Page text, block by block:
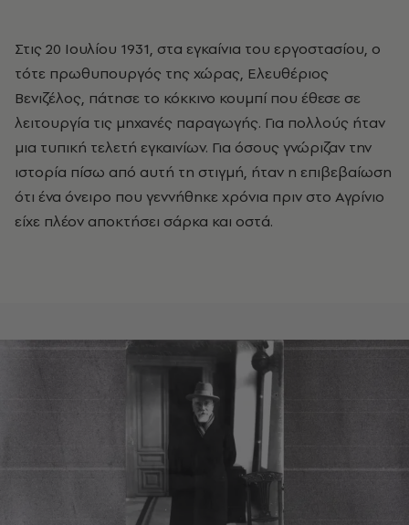
Στις 20 Ιουλίου 1931, στα εγκαίνια του εργοστασίου, ο
τότε πρωθυπουργός της χώρας, Ελευθέριος
Βενιζέλος, πάτησε το κόκκινο κουμπί που έθεσε σε
λειτουργία τις μηχανές παραγωγής. Για πολλούς ήταν
μια τυπική τελετή εγκαινίων. Για όσους γνώριζαν την
ιστορία πίσω από αυτή τη στιγμή, ήταν η επιβεβαίωση
ότι ένα όνειρο που γεννήθηκε χρόνια πριν στο Αγρίνιο
είχε πλέον αποκτήσει σάρκα και οστά.